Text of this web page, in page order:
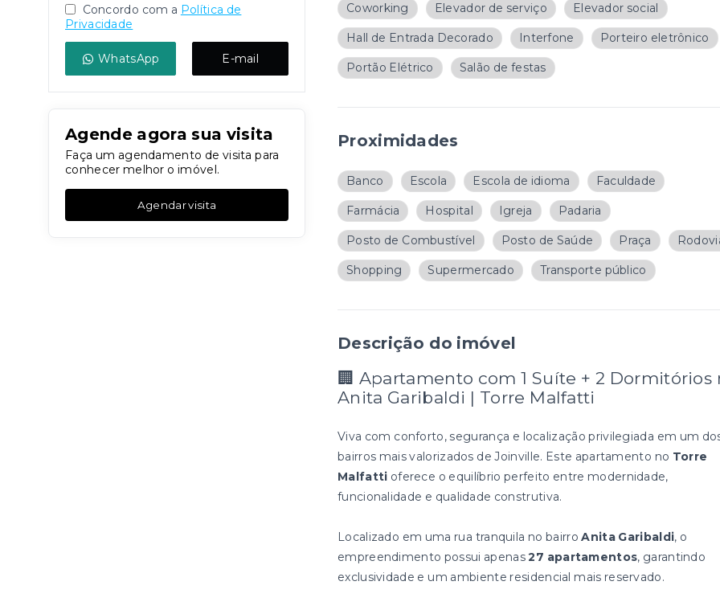
Concordo com a Política de
Privacidade
WhatsApp E-mail
Agende agora sua visita
Faça um agendamento de visita para
conhecer melhor o imóvel.
Agendar visita
Coworking Elevador de serviço Elevador social
Hall de Entrada Decorado Interfone Porteiro eletrônico
Portão Elétrico Salão de festas
Proximidades
Banco Escola Escola de idioma Faculdade
Farmácia Hospital Igreja Padaria
Posto de Combustível Posto de Saúde Praça
Shopping Supermercado Transporte público
Descrição do imóvel
🏢 Apartamento com 1 Suíte + 2 Dormitórios
Anita Garibaldi | Torre Malfatti
Viva com conforto, segurança e localização privilegiada em um
bairros mais valorizados de Joinville. Este apartamento no Torre
Malfatti oferece o equilíbrio perfeito entre modernidade,
funcionalidade e qualidade construtiva.
Localizado em uma rua tranquila no bairroAnita Garibaldi, o
empreendimento possui apenas27 apartamentos, garantindo
exclusividade e um ambiente residencial mais reservado.